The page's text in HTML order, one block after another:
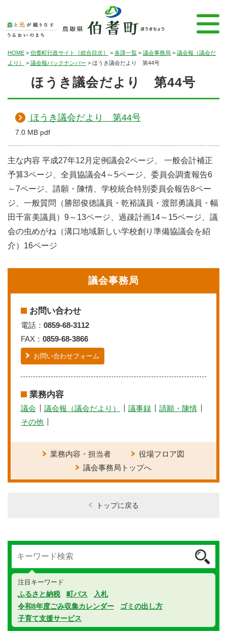
HOME > 伯耆町行政サイト［総合目次］ > 各課一覧 > 議会事務局 > 議会報（議会だ
より）
> 議会報バックナンバー > ほうき議会だより 第44号
ほうき議会だより 第44号
ほうき議会だより 第44号
7.0 MB pdf
主な内容 平成27年12月定例議会2ページ、 一般会計補正
予算3ページ、全員協議会4～5ページ、委員会調査報告6
～7ページ、請願・陳情、学校統合特別委員会報告8ペー
ジ、一般質問（勝部俊徳議員・乾裕議員・渡部勇議員・幅
田千富美議員）9～13ページ、過疎計画14～15ページ、議
会の虫めがね（溝口地域新しい学校創り準備協議会を紹
介）16ページ
議会事務局
お問い合わせ
電話： 0859-68-3112
FAX： 0859-68-3866
お問い合わせフォーム
業務内容
議会 議会報（議会だより） 議事録
請願・陳情
その他
業務内容・担当者
役場フロア図
議会事務局トップへ
トップに戻る
注目キーワード
ふるさと納税 町バス
入札
令和8年度ごみ収集カレンダー
ゴミの出し方
子育て支援サービス